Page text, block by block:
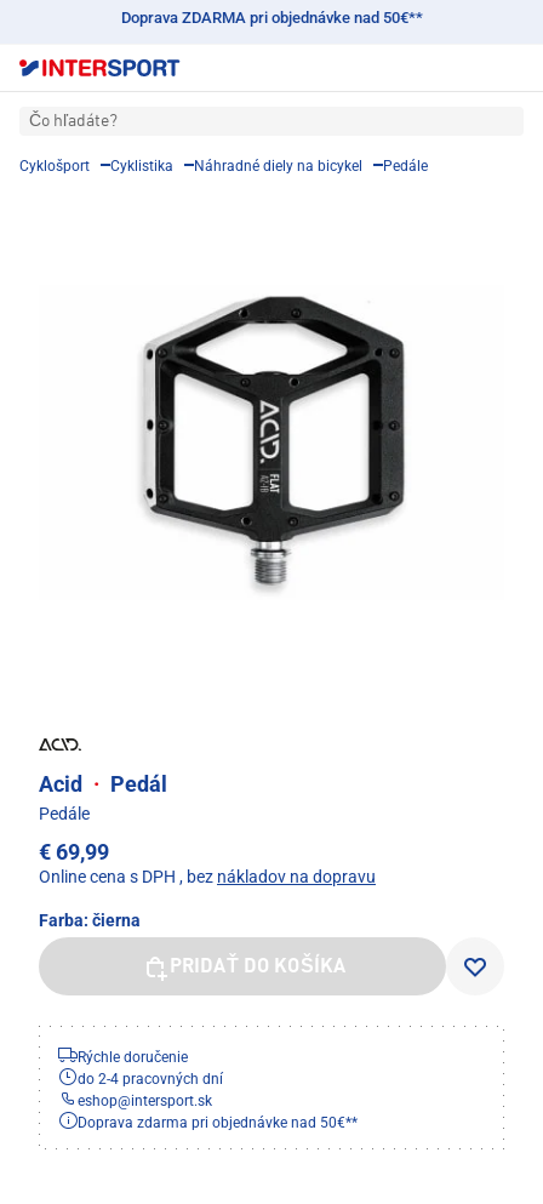
Doprava ZDARMA pri objednávke nad 50€**
Čo hľadáte?
Cyklošport Cyklistika Náhradné diely na bicykel Pedále
Acid · Pedál
Pedále
€ 69,99
Online cena s DPH , bez nákladov na dopravu
Farba: čierna
PRIDAŤ DO KOŠÍKA
Rýchle doručenie
do 2-4 pracovných dní
eshop@intersport.sk
Doprava zdarma pri objednávke nad 50€**